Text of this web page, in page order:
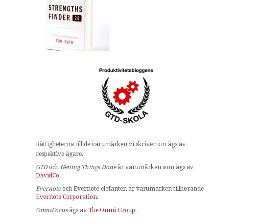
Rättigheterna till de varumärken vi skriver om ägs av
respektive ägare.
GTDoch Getting Things Doneär varumärken som ägs av
DavidCo.
Evernoteoch Evernote-elefanten är varumärken tillhörande
Evernote Corporation.
OmniFocusägs av The Omni Group.